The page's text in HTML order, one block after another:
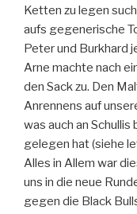
Ketten zu legen
aufs gegenerische
Peter und Burkhard
Arne machte nach
den Sack zu. Den
Anrennens auf
was auch an
gelegen hat (siehe
Alles in Allem war
uns in die neue
gegen die Black